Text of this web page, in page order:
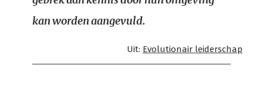
kan worden aangevuld.
Uit: Evolutionair leiderschap